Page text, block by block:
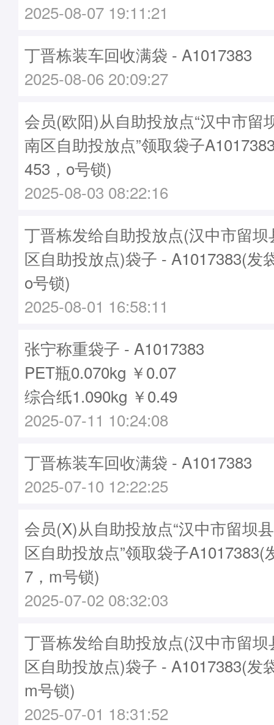
2025-08-07 19:11:21
丁晋栋装车回收满袋 - A1017383
2025-08-06 20:09:27
会员(欧阳)从自助投放点“汉中市留
南区自助投放点”领取袋子
453，o号锁)
2025-08-03 08:22:16
丁晋栋发给自助投放点(汉中市留
区自助投放点)袋子 - A1017383(发
o号锁)
2025-08-01 16:58:11
张宁称重袋子 - A1017383
PET瓶0.070kg ￥0.07
综合纸1.090kg ￥0.49
2025-07-11 10:24:08
丁晋栋装车回收满袋 - A1017383
2025-07-10 12:22:25
会员(X)从自助投放点“汉中市留坝
区自助投放点”领取袋子A1017383(
7，m号锁)
2025-07-02 08:32:03
丁晋栋发给自助投放点(汉中市留
区自助投放点)袋子 - A1017383(发
m号锁)
2025-07-01 18:31:52